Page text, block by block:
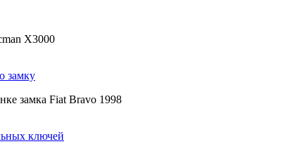
X3000
замку
замка Fiat Bravo 1998
ключей